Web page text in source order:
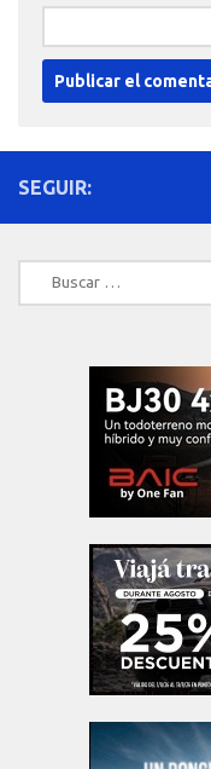
SEGUIR:
Buscar: